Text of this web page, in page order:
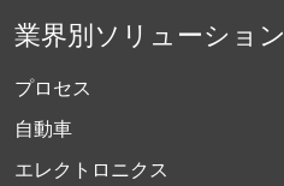
業界別ソリューション
プロセス
自動車
エレクトロニクス